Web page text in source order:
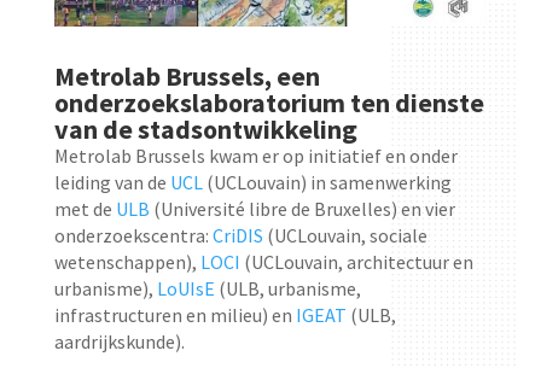
Metrolab Brussels, een
onderzoekslaboratorium ten dienste
van de stadsontwikkeling
Metrolab Brussels kwam er op initiatief en onder
leiding van de UCL (UCLouvain) in samenwerking
met de ULB (Université libre de Bruxelles) en vier
onderzoekscentra: CriDIS (UCLouvain, sociale
wetenschappen), LOCI (UCLouvain, architectuur en
urbanisme), LoUIsE (ULB, urbanisme,
infrastructuren en milieu) en IGEAT (ULB,
aardrijkskunde).